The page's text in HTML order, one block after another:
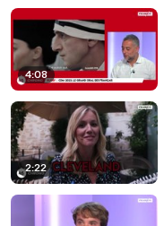
4:08
2:22